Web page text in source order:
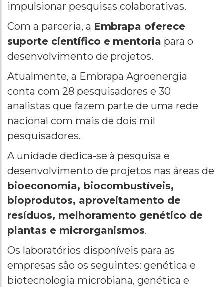
impulsionar pesquisas colaborativas.
Com a parceria, a Embrapa oferece
suporte científico e mentoria para o
desenvolvimento de projetos.
Atualmente, a Embrapa Agroenergia
conta com 28 pesquisadores e 30
analistas que fazem parte de uma rede
nacional com mais de dois mil
pesquisadores.
A unidade dedica-se à pesquisa e
desenvolvimento de projetos nas áreas de
bioeconomia, biocombustíveis,
bioprodutos, aproveitamento de
resíduos, melhoramento genético de
plantas e microrganismos.
Os laboratórios disponíveis para as
empresas são os seguintes: genética e
biotecnologia microbiana, genética e